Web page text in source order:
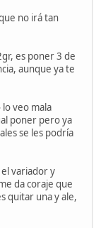
no irá tan
es poner 3 de
aunque ya te
veo mala
poner pero ya
se les podría
variador y
da coraje que
quitar una y ale,